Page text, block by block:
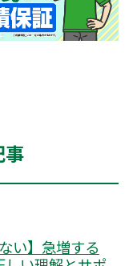
事
い】急増する